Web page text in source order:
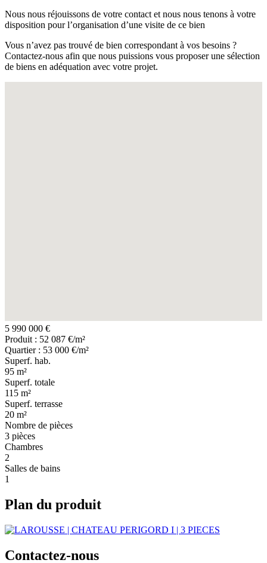
Nous nous réjouissons de votre contact et nous nous tenons à votre
disposition pour l’organisation d’une visite de ce bien
Vous n’avez pas trouvé de bien correspondant à vos besoins ?
Contactez-nous afin que nous puissions vous proposer une sélection
de biens en adéquation avec votre projet.
5 990 000 €
Produit : 52 087 €/m²
Quartier : 53 000 €/m²
Superf. hab.
95 m²
Superf. totale
115 m²
Superf. terrasse
20 m²
Nombre de pièces
3 pièces
Chambres
2
Salles de bains
1
Plan du produit
Contactez-nous